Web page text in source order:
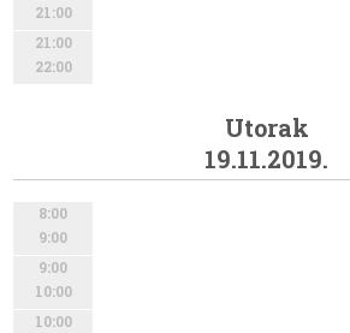
21:00
21:00
22:00
Utorak
19.11.2019.
8:00
9:00
9:00
10:00
10:00